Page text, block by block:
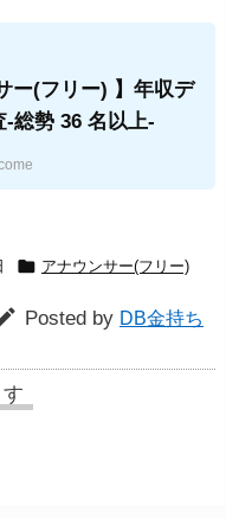
ー(フリー) 】年収デ
-総勢 36 名以上-
 アナウンサー(フリー)
Posted by DB金持ち